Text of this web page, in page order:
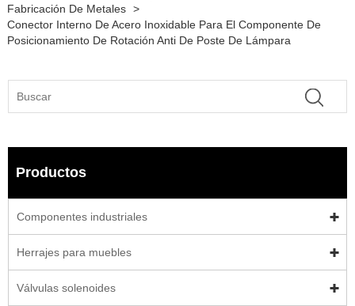
Fabricación De Metales >
Conector Interno De Acero Inoxidable Para El Componente De
Posicionamiento De Rotación Anti De Poste De Lámpara
Productos
Componentes industriales
Herrajes para muebles
Válvulas solenoides